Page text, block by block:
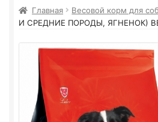
Вакансии
Главная Весовой корм для
И СРЕДНИЕ ПОРОДЫ, ЯГНЕНОК)